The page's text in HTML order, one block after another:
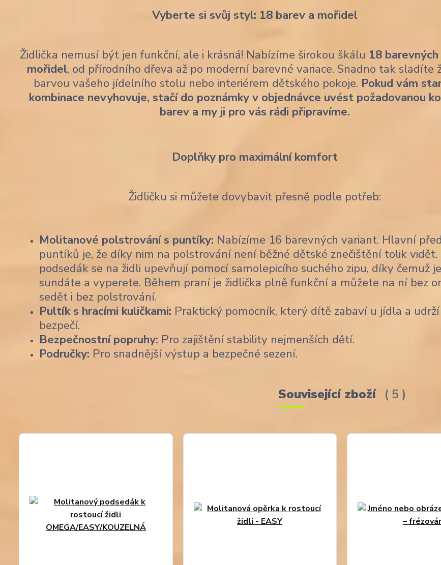
Vyberte si svůj styl: 18 barev a mořidel
Židlička nemusí být jen funkční, ale i krásná! Nabízíme širokou škálu 18
mořidel, od přírodního dřeva až po moderní barevné variace. Snadno tak sladíte
barvou vašeho jídelního stolu nebo interiérem dětského pokoje. Pokud vám
kombinace nevyhovuje, stačí do poznámky v objednávce uvést požadovanou
barev a my ji pro vás rádi připravíme.
Doplňky pro maximální komfort
Židličku si můžete dovybavit přesně podle potřeb:
Molitanové polstrování s puntíky: Nabízíme 16 barevných variant. Hlavní
puntíků je, že díky nim na polstrování není běžné dětské znečištění tolik vidět.
podsedák se na židli upevňují pomocí samolepicího suchého zipu, díky čemuž
sundáte a vyperete. Během praní je židlička plně funkční a můžete na ní bez
sedět i bez polstrování.
Pultík s hracími kuličkami: Praktický pomocník, který dítě zabaví u jídla a
bezpečí.
Bezpečnostní popruhy: Pro zajištění stability nejmenších dětí.
Područky: Pro snadnější výstup a bezpečné sezení.
Související zboží 5